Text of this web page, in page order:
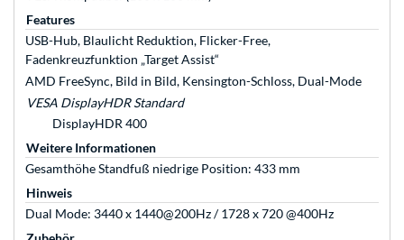
Features
USB-Hub, Blaulicht Reduktion, Flicker-Free,
Fadenkreuzfunktion „Target Assist“
AMD FreeSync, Bild in Bild, Kensington-Schloss, Dual-Mode
VESA DisplayHDR Standard
DisplayHDR 400
Weitere Informationen
Gesamthöhe Standfuß niedrige Position: 433 mm
Hinweis
Dual Mode: 3440 x 1440@200Hz / 1728 x 720 @400Hz